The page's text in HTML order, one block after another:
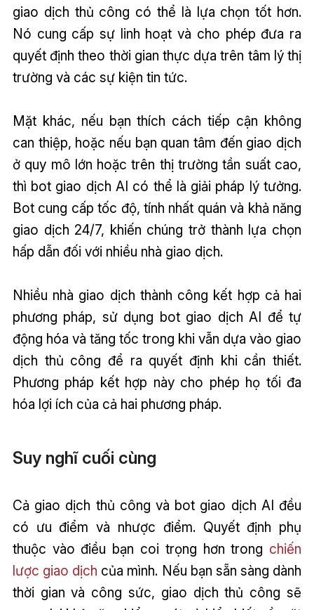
giao dịch thủ công có thể là lựa chọn tốt hơn.
Nó cung cấp sự linh hoạt và cho phép đưa ra
quyết định theo thời gian thực dựa trên tâm lý thị
trường và các sự kiện tin tức.
Mặt khác, nếu bạn thích cách tiếp cận không
can thiệp, hoặc nếu bạn quan tâm đến giao dịch
ở quy mô lớn hoặc trên thị trường tần suất cao,
thì bot giao dịch AI có thể là giải pháp lý tưởng.
Bot cung cấp tốc độ, tính nhất quán và khả năng
giao dịch 24/7, khiến chúng trở thành lựa chọn
hấp dẫn đối với nhiều nhà giao dịch.
Nhiều nhà giao dịch thành công kết hợp cả hai
phương pháp, sử dụng bot giao dịch AI để tự
động hóa và tăng tốc trong khi vẫn dựa vào giao
dịch thủ công để ra quyết định khi cần thiết.
Phương pháp kết hợp này cho phép họ tối đa
hóa lợi ích của cả hai phương pháp.
Suy nghĩ cuối cùng
Cả giao dịch thủ công và bot giao dịch AI đều
có ưu điểm và nhược điểm. Quyết định phụ
thuộc vào điều bạn coi trọng hơn trong chiến
lược giao dịch của mình. Nếu bạn sẵn sàng dành
thời gian và công sức, giao dịch thủ công sẽ